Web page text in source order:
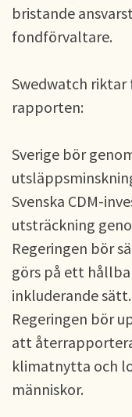
bristande
fondförvaltare.
Swedwatch
rapporten:
Sverige bör
Svenska CDM-
utsträckning
Regeringen bör
görs på ett
inkluderande sätt.
Regeringen bör
att
klimatnytta och
människor.